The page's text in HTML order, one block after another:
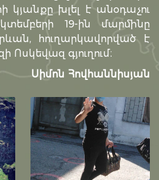
կյանքը խլել է անօդաչու
19-ին մարմինը
հուղարկավորված է
գյուղում։
Սիմոն Հովհաննիսյան